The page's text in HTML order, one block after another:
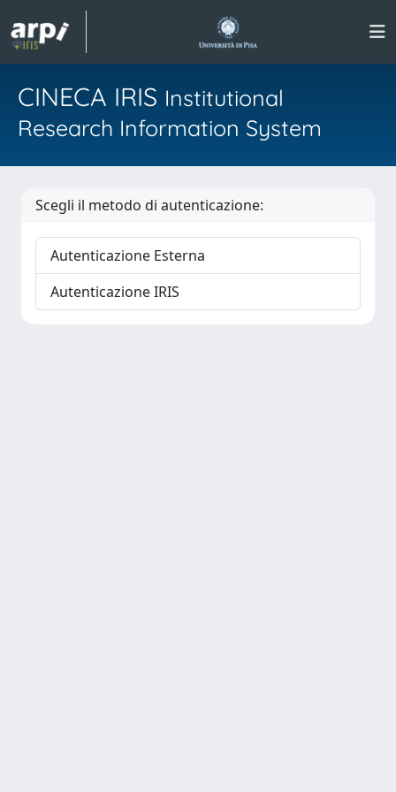
CINECA IRIS Institutional
Research Information System
Scegli il metodo di autenticazione:
Autenticazione Esterna
Autenticazione IRIS